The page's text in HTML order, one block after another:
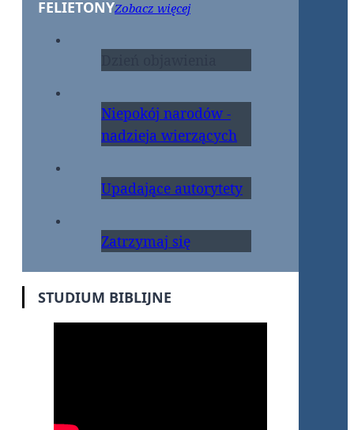
FELIETONYZobacz więcej
Niepokój narodów -
nadzieja wierzących
Upadające autorytety
Zatrzymaj się
STUDIUM BIBLIJNE